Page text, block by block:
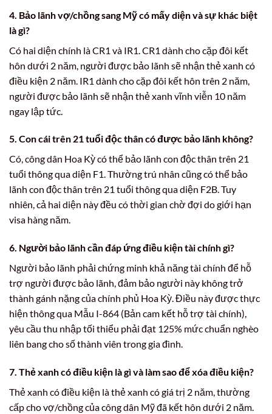
4. Bảo lãnh vợ/chồng sang Mỹ có mấy diện và sự khác biệt
là gì?
Có hai diện chính là CR1 và IR1. CR1 dành cho cặp đôi kết
hôn dưới 2 năm, người được bảo lãnh sẽ nhận thẻ xanh có
điều kiện 2 năm. IR1 dành cho cặp đôi kết hôn trên 2 năm,
người được bảo lãnh sẽ nhận thẻ xanh vĩnh viễn 10 năm
ngay lập tức.
5. Con cái trên 21 tuổi độc thân có được bảo lãnh không?
Có, công dân Hoa Kỳ có thể bảo lãnh con độc thân trên 21
tuổi thông qua diện F1. Thường trú nhân cũng có thể bảo
lãnh con độc thân trên 21 tuổi thông qua diện F2B. Tuy
nhiên, cả hai diện này đều có thời gian chờ đợi do giới hạn
visa hàng năm.
6. Người bảo lãnh cần đáp ứng điều kiện tài chính gì?
Người bảo lãnh phải chứng minh khả năng tài chính để hỗ
trợ người được bảo lãnh, đảm bảo người này không trở
thành gánh nặng của chính phủ Hoa Kỳ. Điều này được thực
hiện thông qua Mẫu I-864 (Bản cam kết hỗ trợ tài chính),
yêu cầu thu nhập tối thiểu phải đạt 125% mức chuẩn nghèo
liên bang cho số thành viên trong gia đình.
7. Thẻ xanh có điều kiện là gì và làm sao để xóa điều kiện?
Thẻ xanh có điều kiện là thẻ xanh có giá trị 2 năm, thường
cấp cho vợ/chồng của công dân Mỹ đã kết hôn dưới 2 năm.